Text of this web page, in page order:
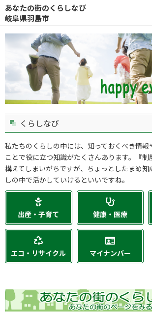
あなたの街のくらしなび
岐阜県羽島市
くらしなび
私たちのくらしの中には、知っておくべき情報
ことで役に立つ知識がたくさんあります。『
構えてしまいがちですが、ちょっとしたまめ知
しの中で活かしていけるといいですね。
出産・子育て 健康・医療
エコ・リサイクル マイナンバー